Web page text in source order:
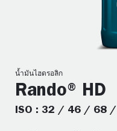
น้ำมันไฮดรอลิก
Rando® HD
ISO : 32 / 46 / 68